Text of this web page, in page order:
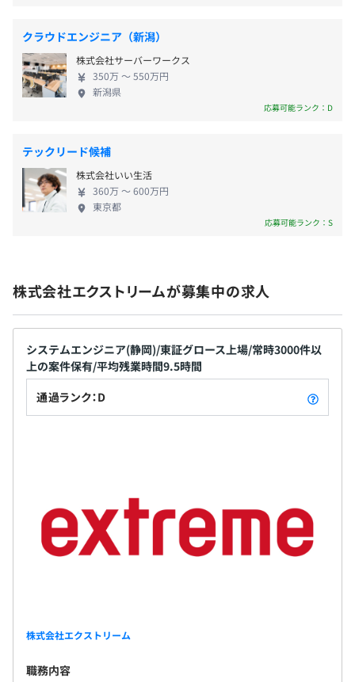
・クリエイター＆エンジニア研修
・ビジネスリーダー養成研修
・社長表彰制度
・図書購入制度
■交通費支給（月5万円まで）
■職務手当
■役職手当
■資格取得支援制度（情報処理技術試験、日商簿記検定な
■ライフプラン手当（確定拠出年金制度）
■報奨金制度
■出産育児付加金
■全国40カ所にある保養施設、レストラン、スポーツ施
■社員超会（全社員参加で開催するお祭りイベントで
す！）
■クラブオフ制度（映画や演劇チケット、旅行や飲食店の
大幅割引など）
■医療補助金（入院や長引く外来により医療費が一定の金
額を超えた場合、費用の一部を還付）
■ビジネスマナー研修
■社員力向上研修
【正社員】
する映画作成のような「ハリウッドスタイル」を可
能にするメンバーの「マイスター化」を進めていま
す。 ■個々がなくてはならない存在「CORE」となる
場◎Co-CORE（ここあ） コミュニケーションスペー
スやゲームスペースなどが設置されている人材イン
流などを行い、開発スペースとは全くの異空間のリ
ラックスした状態だからこそ生まれる「未来の楽し
い」を研究しています。役員もしばしば顔を出すの
で、アイデアがすぐにプロジェクト化され、全世界
クラウドエンジニア（新潟）
株式会社サーバーワークス
350万 〜 550万円
新潟県
応募可能ランク：D
テックリード候補
株式会社いい生活
360万 〜 600万円
東京都
応募可能ランク：S
株式会社エクストリームが募集中の求人
システムエンジニア(静岡)/東証グロース上場/常時3000件以
上の案件保有/平均残業時間9.5時間
通過ランク：D
株式会社エクストリーム
職務内容